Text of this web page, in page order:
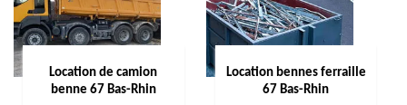
Location de camion
benne 67 Bas-Rhin
Location bennes ferraille
67 Bas-Rhin